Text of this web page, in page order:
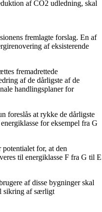
af CO2 udledning, skal
fremlagte forslag. En af
af eksisterende
fremadrettede
af de dårligste af de
handlingsplaner for
foreslås at rykke de dårligste
for eksempel fra G
for, at den
til energiklasse F fra G til E
af disse bygninger skal
sikring af særligt